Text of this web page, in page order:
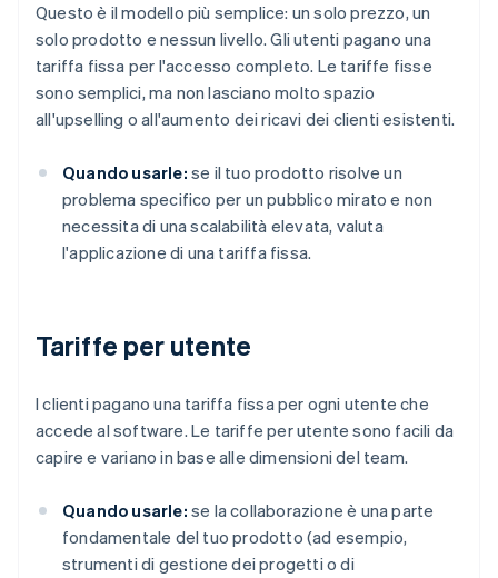
Questo è il modello più semplice: un solo prezzo, un
solo prodotto e nessun livello. Gli utenti pagano una
tariffa fissa per l'accesso completo. Le tariffe fisse
sono semplici, ma non lasciano molto spazio
all'upselling o all'aumento dei ricavi dei clienti esistenti.
Quando usarle: se il tuo prodotto risolve un
problema specifico per un pubblico mirato e non
necessita di una scalabilità elevata, valuta
l'applicazione di una tariffa fissa.
Tariffe per utente
I clienti pagano una tariffa fissa per ogni utente che
accede al software. Le tariffe per utente sono facili da
capire e variano in base alle dimensioni del team.
Quando usarle: se la collaborazione è una parte
fondamentale del tuo prodotto (ad esempio,
strumenti di gestione dei progetti o di